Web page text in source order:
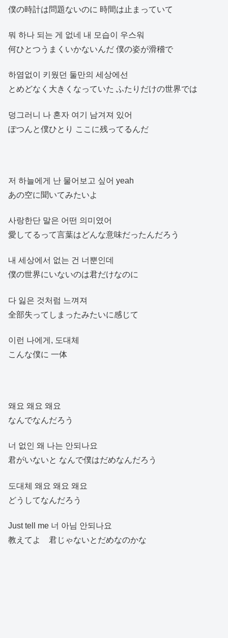
僕の時計は問題ないのに 時間は止まっていて
뭐 하나 되는 게 없네 내 모습이 우스워
何ひとつうまくいかないんだ 僕の姿が滑稽で
하염없이 키웠던 둘만의 세상에선
とめどなく大きくなっていた ふたりだけの世界では
덩그러니 나 혼자 여기 남겨져 있어
ぽつんと僕ひとり ここに残ってるんだ
저 하늘에게 난 물어보고 싶어 yeah
あの空に聞いてみたいよ
사랑한단 말은 어떤 의미였어
愛してるって言葉はどんな意味だったんだろう
내 세상에서 없는 건 너뿐인데
僕の世界にいないのは君だけなのに
다 잃은 것처럼 느껴져
全部失ってしまったみたいに感じて
이런 나에게, 도대체
こんな僕に 一体
왜요 왜요 왜요
なんでなんだろう
너 없인 왜 나는 안되나요
君がいないと なんで僕はだめなんだろう
도대체 왜요 왜요 왜요
どうしてなんだろう
Just tell me 너 아님 안되나요
教えてよ 君じゃないとだめなのかな